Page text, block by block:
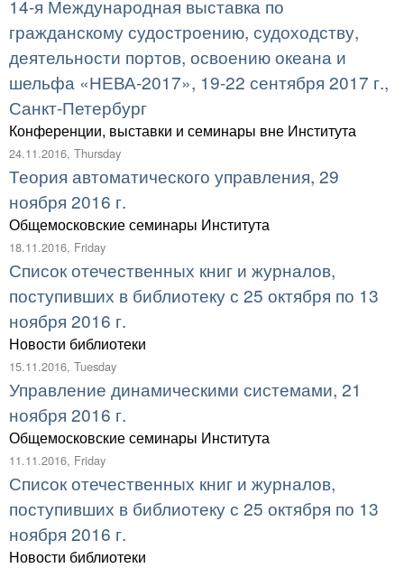
14-я Международная выставка по
гражданскому судостроению, судоходству,
деятельности портов, освоению океана и
шельфа «НЕВА-2017», 19-22 сентября 2017 г.,
Санкт-Петербург
Конференции, выставки и семинары вне Института
24.11.2016, Thursday
Теория автоматического управления, 29
ноября 2016 г.
Общемосковские семинары Института
18.11.2016, Friday
Список отечественных книг и журналов,
поступивших в библиотеку с 25 октября по 13
ноября 2016 г.
Новости библиотеки
15.11.2016, Tuesday
Управление динамическими системами, 21
ноября 2016 г.
Общемосковские семинары Института
11.11.2016, Friday
Список отечественных книг и журналов,
поступивших в библиотеку с 25 октября по 13
ноября 2016 г.
Новости библиотеки